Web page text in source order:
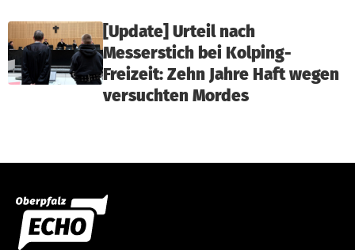
[Update] Urteil nach
Messerstich bei Kolping-
Freizeit: Zehn Jahre Haft wegen
versuchten Mordes